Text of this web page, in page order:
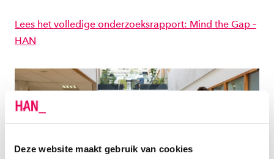
Deze website maakt gebruik van cookies
Lees het volledige onderzoeksrapport: Mind the Gap –
HAN